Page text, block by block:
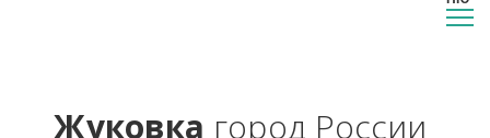
Жуковка город России